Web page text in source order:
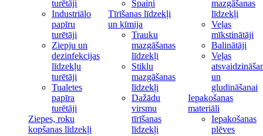
turētāji
Industriālo
papīru
turētāji
Ziepju un
dezinfekcijas
līdzekļu
turētāji
Tualetes
papīra
turētāji
Ziepes, roku
kopšanas līdzekļi
Spaiņi
Tīrīšanas līdzekļi
un ķīmija
Trauku
mazgāšanas
līdzekļi
Stiklu
mazgāšanas
līdzekļi
Dažādu
virsmu
tīrīšanas
līdzekļi
mazgāšanas
līdzekļi
Veļas
mīkstinātāji
Balinātāji
Veļas
un
gludināšanai
Iepakošanas
materiāli
Iepakošanas
plēves